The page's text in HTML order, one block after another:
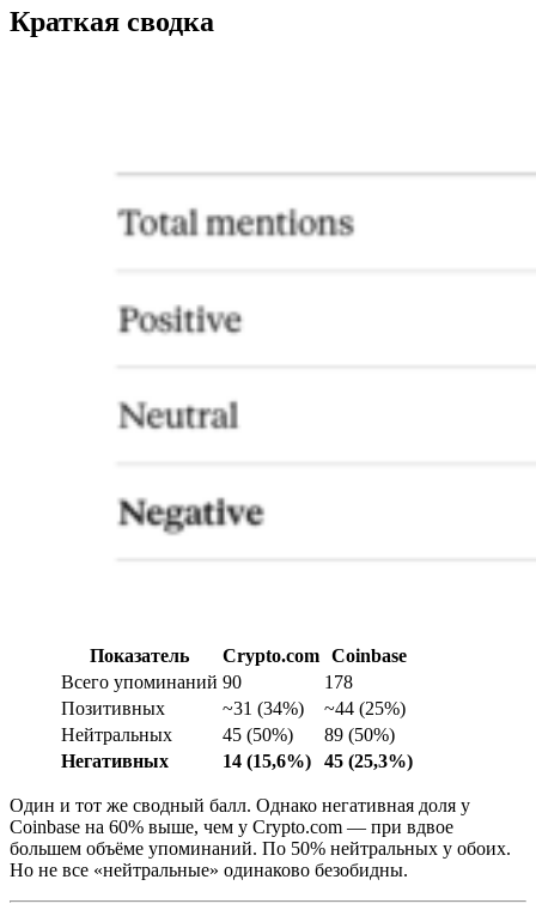
Краткая сводка
Показатель Crypto.com Coinbase
Всего упоминаний 90
178
Позитивных
~31 (34%)
~44 (25%)
Нейтральных
45 (50%)
89 (50%)
Негативных
14 (15,6%) 45 (25,3%)
Один и тот же сводный балл. Однако негативная доля у
Coinbase на 60% выше, чем у Crypto.com — при вдвое
большем объёме упоминаний. По 50% нейтральных у обоих.
Но не все «нейтральные» одинаково безобидны.